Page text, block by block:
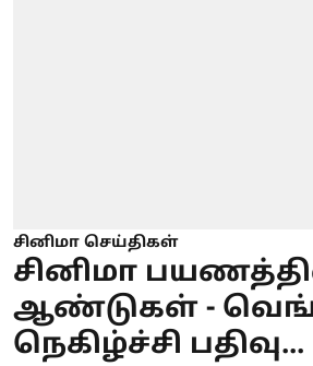
சினிமா செய்திகள்
சினிமா
ஆண்டுகள் -
நெகிழ்ச்சி பதிவு...